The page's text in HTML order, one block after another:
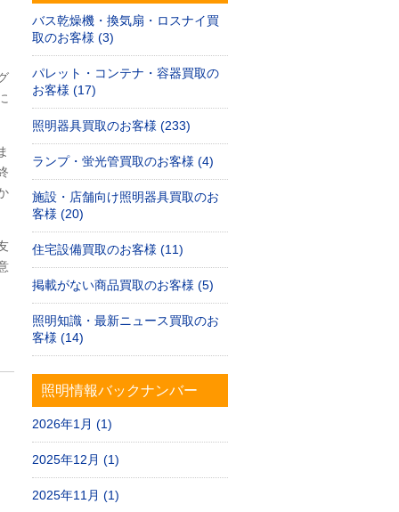
バス乾燥機・換気扇・ロスナイ買
取のお客様 (3)
パレット・コンテナ・容器買取の
お客様 (17)
照明器具買取のお客様 (233)
ランプ・蛍光管買取のお客様 (4)
施設・店舗向け照明器具買取のお
客様 (20)
住宅設備買取のお客様 (11)
掲載がない商品買取のお客様 (5)
照明知識・最新ニュース買取のお
客様 (14)
照明情報バックナンバー
2026年1月 (1)
2025年12月 (1)
2025年11月 (1)